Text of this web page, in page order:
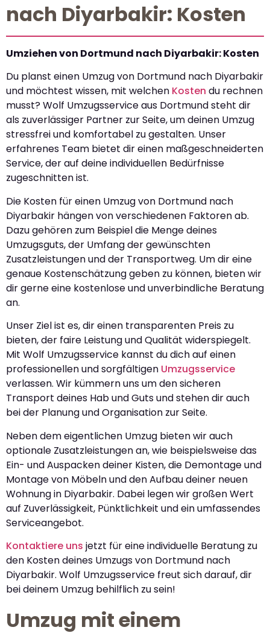
nach Diyarbakir: Kosten
Umziehen von Dortmund nach Diyarbakir: Kosten
Du planst einen Umzug von Dortmund nach Diyarbakir
und möchtest wissen, mit welchen Kosten du rechnen
musst? Wolf Umzugsservice aus Dortmund steht dir
als zuverlässiger Partner zur Seite, um deinen Umzug
stressfrei und komfortabel zu gestalten. Unser
erfahrenes Team bietet dir einen maßgeschneiderten
Service, der auf deine individuellen Bedürfnisse
zugeschnitten ist.
Die Kosten für einen Umzug von Dortmund nach
Diyarbakir hängen von verschiedenen Faktoren ab.
Dazu gehören zum Beispiel die Menge deines
Umzugsguts, der Umfang der gewünschten
Zusatzleistungen und der Transportweg. Um dir eine
genaue Kostenschätzung geben zu können, bieten wir
dir gerne eine kostenlose und unverbindliche Beratung
an.
Unser Ziel ist es, dir einen transparenten Preis zu
bieten, der faire Leistung und Qualität widerspiegelt.
Mit Wolf Umzugsservice kannst du dich auf einen
professionellen und sorgfältigen Umzugsservice
verlassen. Wir kümmern uns um den sicheren
Transport deines Hab und Guts und stehen dir auch
bei der Planung und Organisation zur Seite.
Neben dem eigentlichen Umzug bieten wir auch
optionale Zusatzleistungen an, wie beispielsweise das
Ein- und Auspacken deiner Kisten, die Demontage und
Montage von Möbeln und den Aufbau deiner neuen
Wohnung in Diyarbakir. Dabei legen wir großen Wert
auf Zuverlässigkeit, Pünktlichkeit und ein umfassendes
Serviceangebot.
Kontaktiere uns jetzt für eine individuelle Beratung zu
den Kosten deines Umzugs von Dortmund nach
Diyarbakir. Wolf Umzugsservice freut sich darauf, dir
bei deinem Umzug behilflich zu sein!
Umzug mit einem